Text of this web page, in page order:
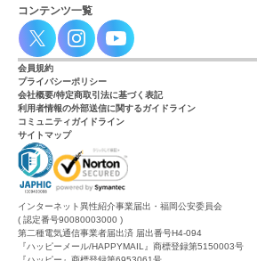
コンテンツ一覧
会員規約
プライバシーポリシー
会社概要/特定商取引法に基づく表記
利用者情報の外部送信に関するガイドライン
コミュニティガイドライン
サイトマップ
インターネット異性紹介事業届出・福岡公安委員会
( 認定番号90080003000 )
第二種電気通信事業者届出済 届出番号H4-094
『ハッピーメール/HAPPYMAIL』商標登録第5150003号